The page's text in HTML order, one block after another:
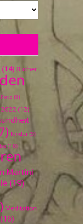
(14) Bücher
Foto (9)
(12)
Kinder (9)
(10)
Martini
(19)
Meditation
(16)